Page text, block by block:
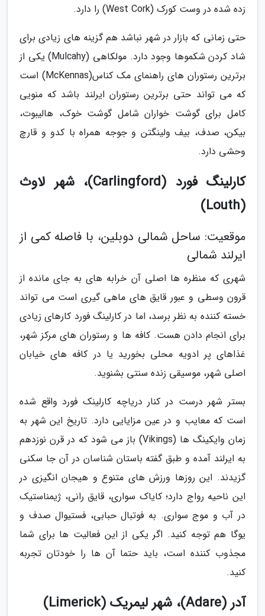
زده شده در وست کورک (West Cork) را دارد.
حتی زمانی که بازار در شهر نباشد هم گزینه های زیادی برای
شاد کردن شکموها وجود دارد. مولکاهی (Mulcahy) یکی از
برترین رستوران های راهنمای مک کناس(McKennas) است
که می تواند حتی برترین رستوران ایرلند باشد که منویی
کامل برای گوشت خواران شامل گوشت خوک، هالیبوت،
بیکن، صدف، بیف ولینگتن و جوجه همراه با کدو و قارچ
وحشی دارد.
کارلینگ فورد (Carlingford)، شهر لاوث
(Louth)
موقعیت: ساحل شمالی دوبلین، با فاصله کمی از
ایرلند شمالی
شهری که منظره ها اصلی آن خرابه های به جای مانده از
قرون وسطی و عبور قایق های ماهی گیری است می تواند
خسته کننده به نظر برسد، اما در کارلینگ فورد کارهای زیادی
برای انجام دادن هست. کافه ها و رستوران های مرکز شهر،
غذاهای پر ادویه محلی بخورید یا در کافه های خیابان
اصلی شهر، موسیقی زنده سنتی بشنوید.
بستر شهر درست در کنار دریاچه کارلینک فورد واقع شده
است که معایب و در عین مزایایی دارد. تاریخ این شهر به
زمان وایکینگ ها (Vikings) باز می شود که در قرن نوزدهم
به ایرلند آمده و طبق گفته باستان شناسان در آن جا سکنی
گزیدند. این روزها ورزش های متنوع و هیجان انگیزی در
این ناحیه رواج دارد؛ کایاک سواری، قایق رانی، ژیمناستیک
در آب و موج سواری. به فوتبال حبابی، فستیوال صدف و
یوگا هم توجه کنید. اگر یکی از این فعالیت ها برای شما
مجذوب کننده است، باید حتما آن ها را خودتان تجربه
کنید.
آدر (Adare)، شهر لیمریک (Limerick)